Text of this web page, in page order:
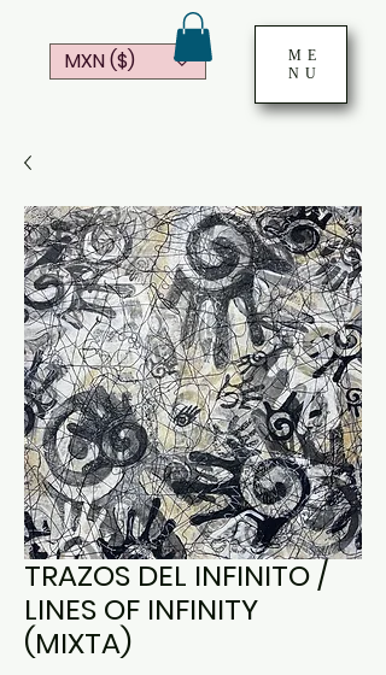
ME
NU
MXN ($)
TRAZOS DEL INFINITO /
LINES OF INFINITY
(MIXTA)